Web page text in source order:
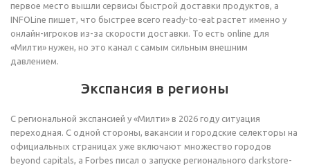
первое место вышли сервисы быстрой доставки продуктов, а
INFOLine пишет, что быстрее всего ready-to-eat растет именно у
онлайн-игроков из-за скорости доставки. То есть online для
«Милти» нужен, но это канал с самым сильным внешним
давлением.
Экспансия в регионы
С региональной экспансией у «Милти» в 2026 году ситуация
переходная. С одной стороны, вакансии и городские селекторы на
официальных страницах уже включают множество городов
beyond capitals, а Forbes писал о запуске регионального darkstore-